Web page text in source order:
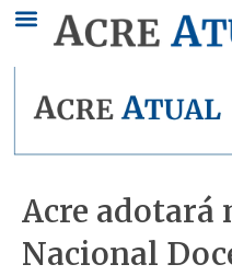
conteúdo
Acre adotará
Nacional